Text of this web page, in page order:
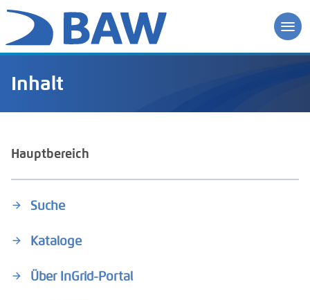
Inhalt
Hauptbereich
Suche
Kataloge
Über InGrid-Portal